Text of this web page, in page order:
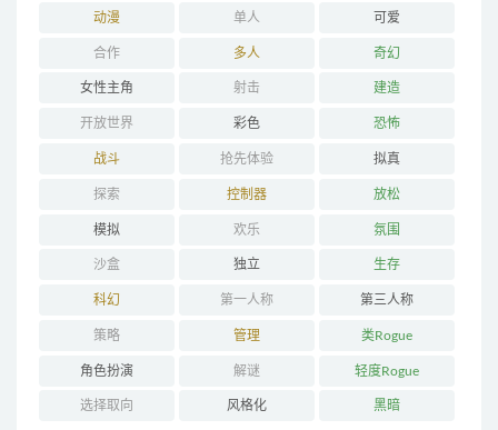
动漫 单人 可爱
合作 多人 奇幻
女性主角 射击 建造
开放世界 彩色 恐怖
战斗 抢先体验 拟真
探索 控制器 放松
模拟 欢乐 氛围
沙盒 独立 生存
科幻 第一人称 第三人称
策略 管理 类Rogue
角色扮演 解谜 轻度Rogue
选择取向 风格化 黑暗